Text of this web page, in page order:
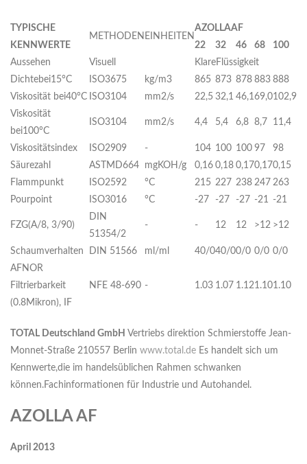
Y P SCHE
KENNWERTE
METHODEN EINHEITEN
AZOLLAAF
22
32 46 68
100
Aussehen
Visuell
KlareFlüssigkeit
Dichtebei15°C
ISO3675 kg/m3 865 873 878 883 888
Viskosität bei40°C ISO3104 mm2/s 22,5 32,1 46,169,0102,9
Viskosität
bei100°C
ISO3104 mm2/s 4,4 5,4 6,8 8,7 11,4
Viskositätsindex ISO2909 - 104 100 100 97
98
Säurezahl
ASTMD664 mgKOH/g 0,16 0,18 0,170,170,15
Flammpunkt
ISO2592 °C 215 227 238 247 263
Pourpoint
ISO3016 °C -27 -27 -27 -21 -21
FZG(A/8, 3/90)
DIN
51354/2
- - 12 12 >12 >12
Schaumverhalten DIN 51566 ml/ml 40/040/00/0 0/0 0/0
AFNOR
Filtrierbarkeit
NFE 48-690 - 1.03 1.07 1.121.101.10
(0.8Mikron), IF
TOTAL Deutschland GmbH Vertriebs direktion Schmierstoffe Jean-
Monnet-Straße 210557 Berlin www.total.de Es handelt sich um
Kennwerte,die im handelsüblichen Rahmen schwanken
können.Fachinformationen für Industrie und Autohandel.
AZOLLA AF
April 2013